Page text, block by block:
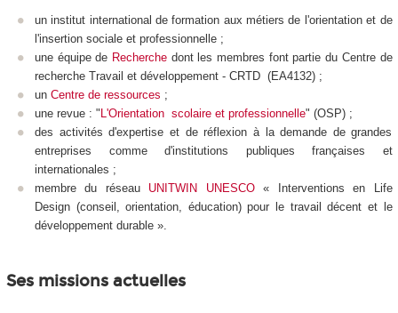
un institut international de formation aux métiers de l'orientation et de
l'insertion sociale et professionnelle ;
une équipe de Recherche dont les membres font partie du Centre de
recherche Travail et développement - CRTD (EA4132) ;
un Centre de ressources ;
une revue : " L'Orientation scolaire et professionnelle" (OSP) ;
des activités d'expertise et de réflexion à la demande de grandes
entreprises comme d'institutions publiques françaises et
internationales ;
membre du réseau UNITWIN UNESCO« Interventions en Life
Design (conseil, orientation, éducation) pour le travail décent et le
développement durable ».
Ses missions actuelles